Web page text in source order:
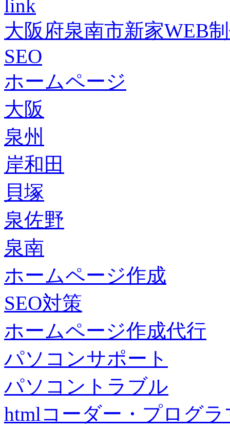
link
大阪府泉南市新家WEB
SEO
ホームページ
大阪
泉州
岸和田
貝塚
泉佐野
泉南
ホームページ作成
SEO対策
ホームページ作成代行
パソコンサポート
パソコントラブル
htmlコーダー・プログラ